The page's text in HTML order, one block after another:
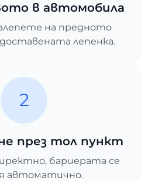
в автомобила
на предното
лепенка.
2
през тол пункт
бариерата се
автоматично.